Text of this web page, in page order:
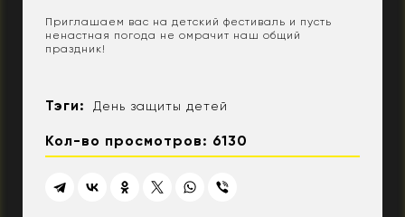
Приглашаем вас на детский фестиваль и пусть
ненастная погода не омрачит наш общий
праздник!
Тэги: День защиты детей
Кол-во просмотров: 6130